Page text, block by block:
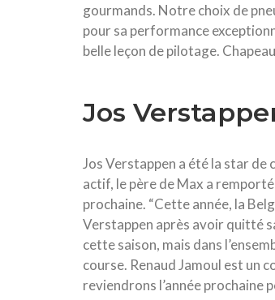
gourmands. Notre choix de
pour sa performance
belle leçon de pilotage.
Jos
Jos Verstappen a été la star de
actif, le père de Max a
prochaine. “Cette année, la
Verstappen après avoir quitté
cette saison, mais dans
course. Renaud Jamoul est un
reviendrons l’année prochaine